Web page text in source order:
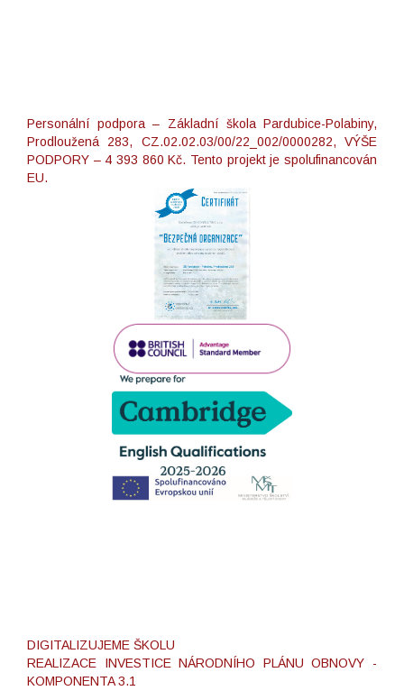
Personální podpora – Základní škola Pardubice-Polabiny,
Prodloužená 283, CZ.02.02.03/00/22_002/0000282, VÝŠE
PODPORY – 4 393 860 Kč. Tento projekt je spolufinancován
EU.
DIGITALIZUJEME ŠKOLU
REALIZACE INVESTICE NÁRODNÍHO PLÁNU OBNOVY -
KOMPONENTA 3.1